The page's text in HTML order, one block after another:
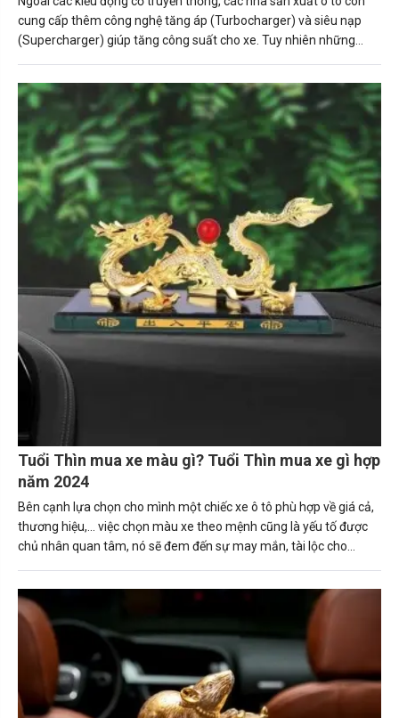
cung cấp thêm công nghệ tăng áp (Turbocharger) và siêu nạp
(Supercharger) giúp tăng công suất cho xe. Tuy nhiên những
người mua xe “hoang mang” khi không hiểu tác dụng thực tế của
chúng.
Tuổi Thìn mua xe màu gì? Tuổi Thìn mua xe gì hợp
năm 2024
Bên cạnh lựa chọn cho mình một chiếc xe ô tô phù hợp về giá cả,
thương hiệu,... việc chọn màu xe theo mệnh cũng là yếu tố được
chủ nhân quan tâm, nó sẽ đem đến sự may mắn, tài lộc cho
nguyên tắc giúp người tuổi Thìn (Bính Thìn, Canh Thìn, Giáp Thìn.
Mậu Thìn, Nhâm Thìn) mua được chiếc xe ô tô phù hợp. Tuổi thìn
hợp xe màu gì sẽ mang lại may mắn và tài lộc cho gia chủ.